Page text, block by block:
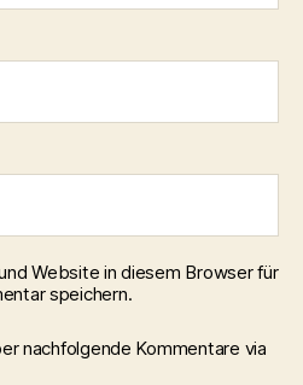
Website in diesem Browser für
speichern.
nachfolgende Kommentare via